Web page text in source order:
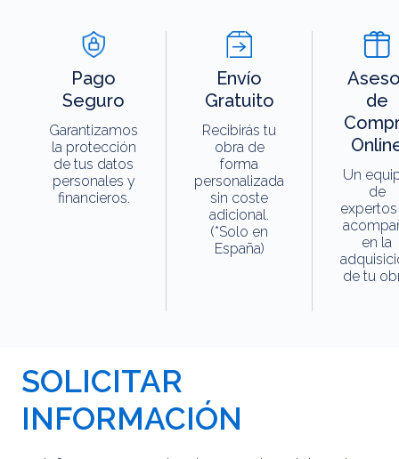
Pago
Seguro
Garantizamos
la protección
de tus datos
personales y
financieros.
Envío
Gratuito
Recibirás tu
obra de
forma
personalizada
sin coste
adicional.
(*Solo en
España)
de
Un
de
en la
de tu
SOLICITAR
INFORMACIÓN